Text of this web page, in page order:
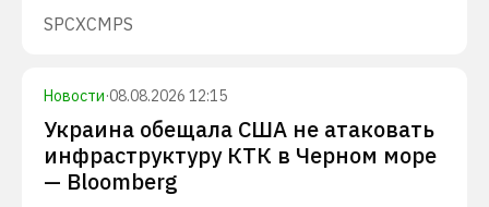
SPCXCMPS
Новости·08.08.2026 12:15
Украина обещала США не атаковать
инфраструктуру КТК в Черном море
— Bloomberg